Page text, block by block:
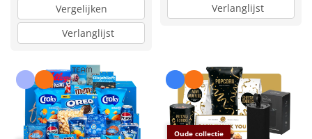
Vergelijken
Verlanglijst
Verlanglijst
Oude collectie